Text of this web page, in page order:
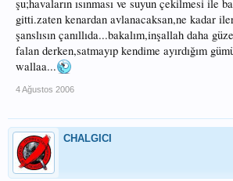
şu;havaların ısınması ve suyun çekilmesi ile
gitti.zaten kenardan avlanacaksan,ne kadar
şanslısın çanıllıda...bakalım,inşallah daha
falan derken,satmayıp kendime ayırdığım
wallaa...
4 Ağustos 2006
CHALGICI